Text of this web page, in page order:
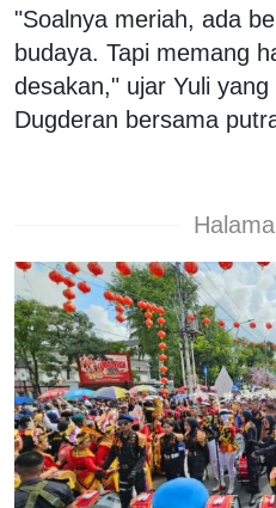
"Soalnya meriah, ada
budaya. Tapi memang
desakan," ujar Yuli
Dugderan bersama